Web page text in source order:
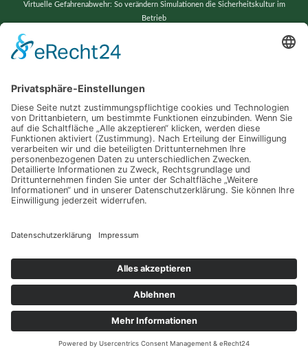
Virtuelle Gefahrenabwehr: So verändern Simulationen die Sicherheitskultur im
Betrieb
Wenn alte Bänder neu erstrahlen: Techniktricks für gestochen scharfe Videos und
Schlagwörter
Automatisierung Barrierefreiheit Computer Dropshipping Erfolg
Garten
Industrie
Internet Küche Ladungssicherung Lampen LED Leuchten
Produkte Server Sicherheit Smart Smarthome Smartwatch
Training Trends Treppenlift Webseite
© 2026 Technik von A bis Z
Datenschutz
Impressum